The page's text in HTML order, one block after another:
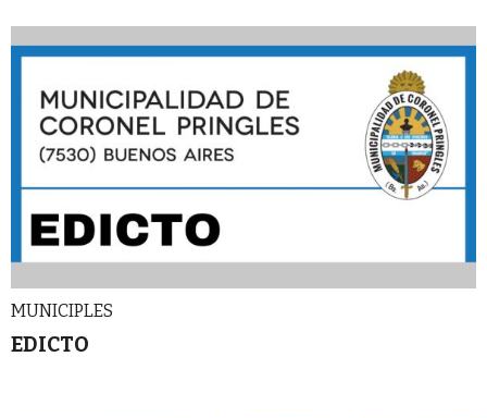
MUNICIPLES
EDICTO